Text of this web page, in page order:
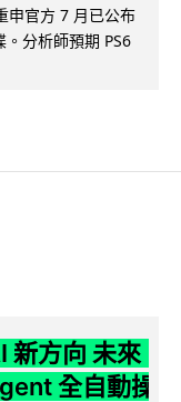
申官方 7 月已公布
分析師預期 PS6
新方向 未來
全自動操